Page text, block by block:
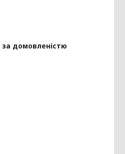
за домовленістю